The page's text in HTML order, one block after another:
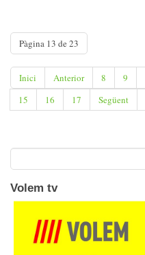
Pàgina 13 de 23
Inici Anterior 8 9
15
16 17 Següent
Volem tv